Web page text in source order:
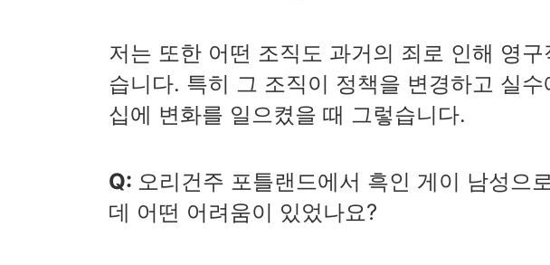
저는 또한 어떤 조직도 과거의 죄로 인해 영
습니다. 특히 그 조직이 정책을 변경하고 실
십에 변화를 일으켰을 때 그렇습니다.
Q: 오리건주 포틀랜드에서 흑인 게이 남성으
데 어떤 어려움이 있었나요?